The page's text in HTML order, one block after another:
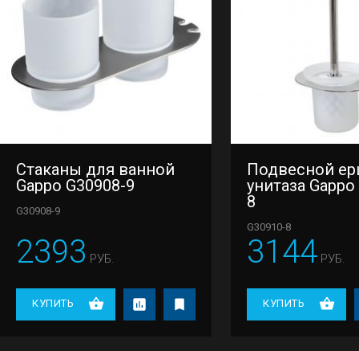
Стаканы для ванной
Gappo G30908-9
G30908-9
2393 РУБ.
КУПИТЬ
Подвесной
унитаза
8
G30910-8
3144 РУБ.
КУПИТЬ